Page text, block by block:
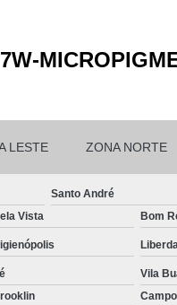
LESTE ZONA NORTE
Santo André
Vista Bom
Vila